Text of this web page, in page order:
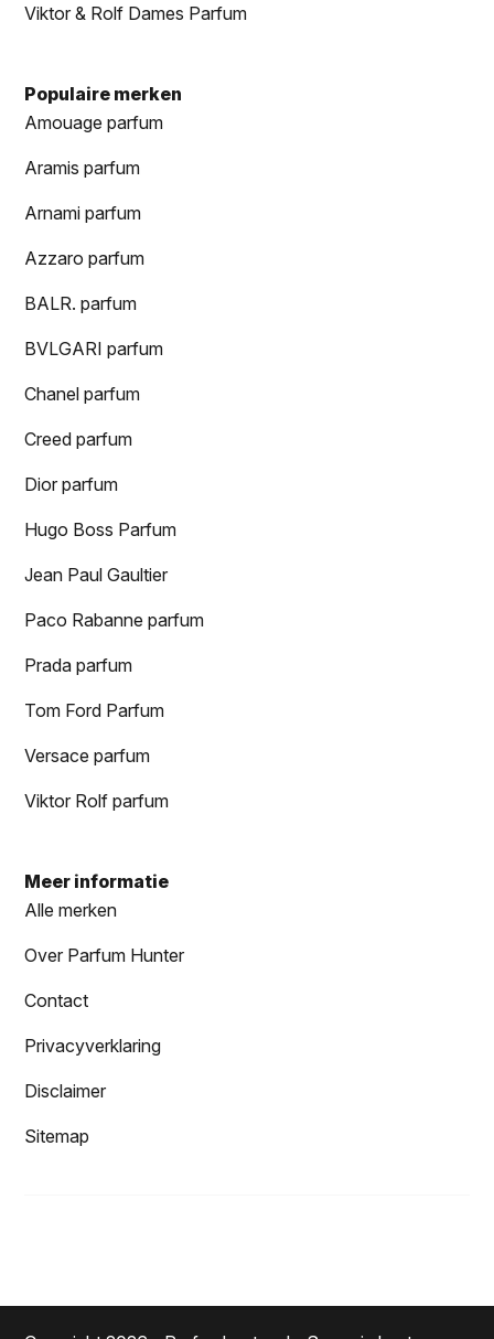
Viktor & Rolf Dames Parfum
Populaire merken
Amouage parfum
Aramis parfum
Arnami parfum
Azzaro parfum
BALR. parfum
BVLGARI parfum
Chanel parfum
Creed parfum
Dior parfum
Hugo Boss Parfum
Jean Paul Gaultier
Paco Rabanne parfum
Prada parfum
Tom Ford Parfum
Versace parfum
Viktor Rolf parfum
Meer informatie
Alle merken
Over Parfum Hunter
Contact
Privacyverklaring
Disclaimer
Sitemap